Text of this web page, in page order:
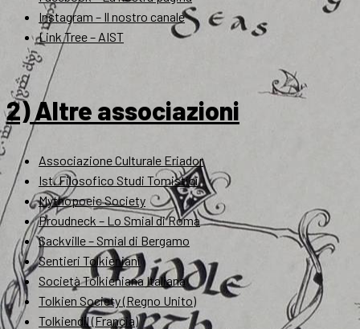
Instagram – Il nostro canale
Link Tree – AIST
2) Altre associazioni
Associazione Culturale Eriador
Ist. Filosofico Studi Tomistici
Mythopoeic Society
Proudneck – Lo Smial di Roma
Sackville – Smial di Bergamo
Sentieri Tolkieniani
Società Tolkieniana Italiana
Tolkien Society (Regno Unito)
Tolkiendil (Francia)